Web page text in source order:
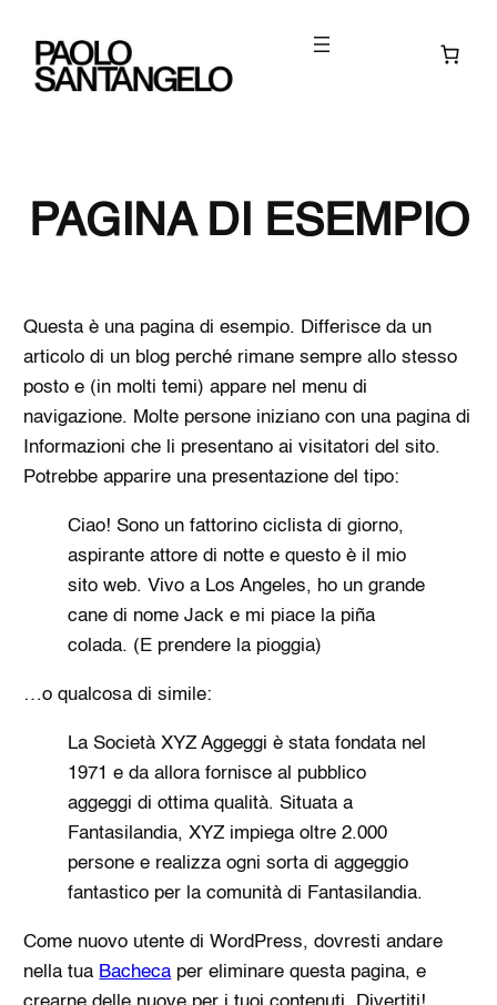
content
PAGINA DI ESEMPIO
Questa è una pagina di esempio. Differisce da un
articolo di un blog perché rimane sempre allo stesso
posto e (in molti temi) appare nel menu di
navigazione. Molte persone iniziano con una pagina di
Informazioni che li presentano ai visitatori del sito.
Potrebbe apparire una presentazione del tipo:
Ciao! Sono un fattorino ciclista di giorno,
aspirante attore di notte e questo è il mio
sito web. Vivo a Los Angeles, ho un grande
cane di nome Jack e mi piace la piña
colada. (E prendere la pioggia)
…o qualcosa di simile:
La Società XYZ Aggeggi è stata fondata nel
1971 e da allora fornisce al pubblico
aggeggi di ottima qualità. Situata a
Fantasilandia, XYZ impiega oltre 2.000
persone e realizza ogni sorta di aggeggio
fantastico per la comunità di Fantasilandia.
Come nuovo utente di WordPress, dovresti andare
nella tua Bacheca per eliminare questa pagina, e